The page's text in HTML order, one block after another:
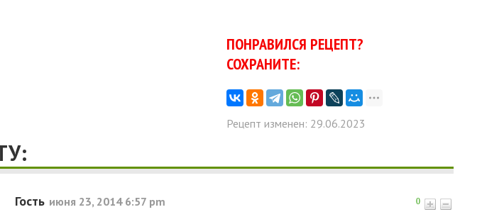
ПОНРАВИЛСЯ РЕЦЕПТ?
СОХРАНИТЕ:
Рецепт изменен: 29.06.2023
0
Гость июня 23, 2014 6:57 pm